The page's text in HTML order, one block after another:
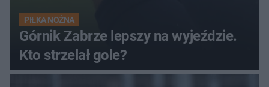
PIŁKA NOŻNA
Górnik Zabrze lepszy na wyjeździe.
Kto strzelał gole?